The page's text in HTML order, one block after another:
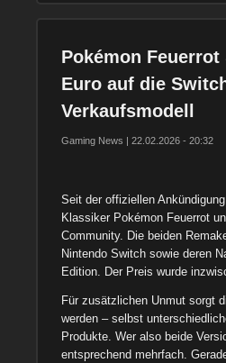
Pokémon
Euro auf die
Verkaufsmodell
Gaming News | 22.02.2026 - 20:32
Seit der offiziellen
Klassiker Pokémon Feuerrot
Community. Die beiden
Nintendo Switch sowie deren
Edition. Der Preis wurde
Für zusätzlichen Unmut sorgt
werden – selbst
Produkte. Wer also beide
entsprechend mehrfach.